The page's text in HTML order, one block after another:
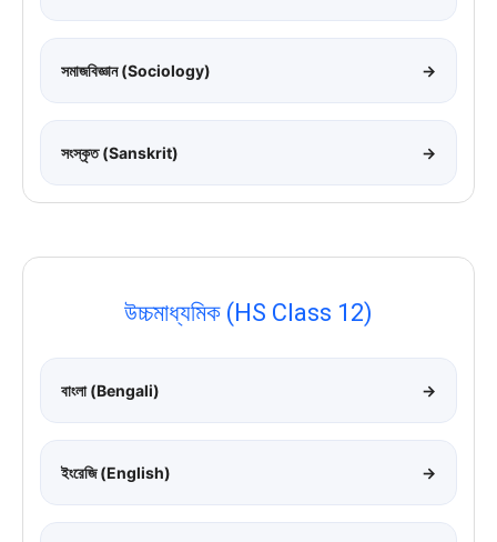
সমাজবিজ্ঞান (Sociology) →
সংস্কৃত (Sanskrit) →
উচ্চমাধ্যমিক (HS Class 12)
বাংলা (Bengali) →
ইংরেজি (English) →